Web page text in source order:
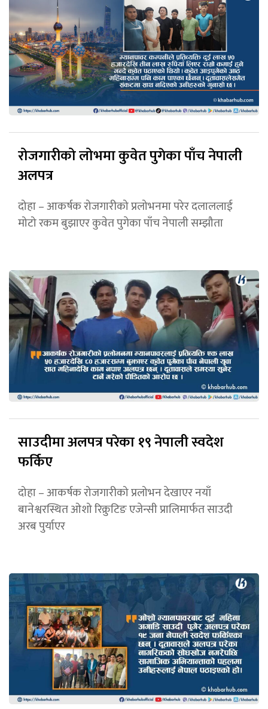
रोजगारीको लोभमा कुवेत पुगेका पाँच नेपाली
अलपत्र
दोहा – आकर्षक रोजगारीको प्रलोभनमा परेर दलाललाई
मोटो रकम बुझाएर कुवेत पुगेका पाँच नेपाली सम्झौता
साउदीमा अलपत्र परेका १९ नेपाली स्वदेश
फर्किए
दोहा – आकर्षक रोजगारीको प्रलोभन देखाएर नयाँ
बानेश्वरस्थित ओशो रिक्रुटिङ एजेन्सी प्रालिमार्फत साउदी
अरब पुर्याएर